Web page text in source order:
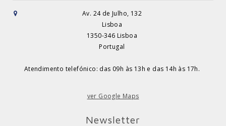
Av. 24 de Julho, 132
Lisboa
1350-346 Lisboa
Portugal
Atendimento telefónico: das 09h às 13h e das 14h às 17h.
ver Google Maps
Newsletter